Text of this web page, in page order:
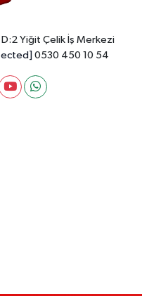
D:2 Yiğit Çelik İş Merkezi
0530 450 10 54